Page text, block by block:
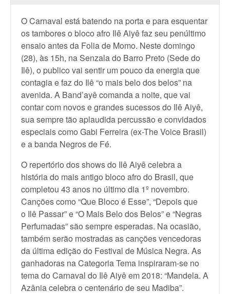
O Carnaval está batendo na porta e para esquentar
os tambores o bloco afro Ilê Aiyê faz seu penúltimo
ensaio antes da Folia de Momo. Neste domingo
(28), às 15h, na Senzala do Barro Preto (Sede do
Ilê), o publico vai sentir um pouco da energia que
contagia e faz do Ilê “o mais belo dos belos” na
avenida. A Band’ayê comanda a noite, que vai
contar com novos e grandes sucessos do Ilê Aiyê,
sua sempre tão aplaudida percussão e convidados
especiais como Gabi Ferreira (ex-The Voice Brasil)
e a banda Negros de Fé.
O repertório dos shows do Ilê Aiyê celebra a
história do mais antigo bloco afro do Brasil, que
completou 43 anos no último dia 1º novembro.
Canções como “Que Bloco é Esse”, “Depois que
o Ilê Passar” e “O Mais Belo dos Belos” e “Negras
Perfumadas” são sempre esperadas. Na ocasião,
também serão mostradas as canções vencedoras
da última edição do Festival de Música Negra. As
ganhadoras na Categoria Tema inspiraram-se no
tema do Carnaval do Ilê Aiyê em 2018: “Mandela. A
Azânia celebra o centenário de seu Madiba”.